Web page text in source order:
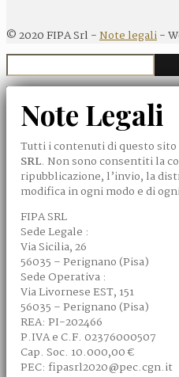
©2020FIPA Srl -Note legali-
Note Legali
Tutti i contenuti di questo
SRL. Non sono consentiti la
ripubblicazione, l’invio, la
modifica in ogni modo e di
FIPA SRL
Sede Legale :
Via Sicilia, 26
56035 – Perignano (Pisa)
Sede Operativa :
Via Livornese EST, 151
56035 – Perignano (Pisa)
REA: PI-202466
P.IVA e C.F. 02376000507
Cap. Soc. 10.000,00 €
PEC: fipasrl2020@pec.cgn.it